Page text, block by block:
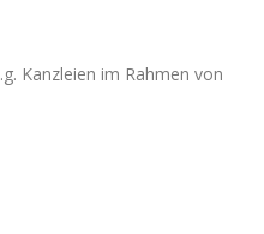
Kanzleien im Rahmen von